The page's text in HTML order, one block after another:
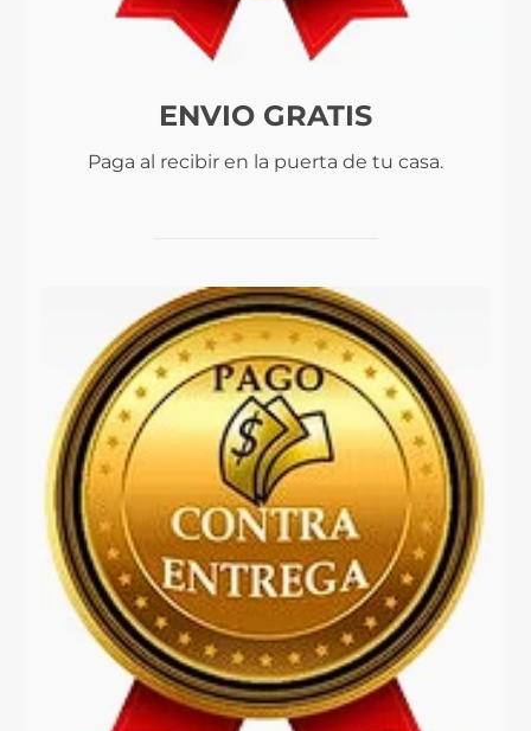
ENVIO GRATIS
Paga al recibir en la puerta de tu casa.